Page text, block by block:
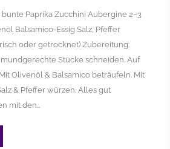
Paprika Zucchini Aubergine 2–3
Balsamico-Essig Salz, Pfeffer
oder getrocknet) Zubereitung:
Stücke schneiden. Auf
Olivenöl & Balsamico beträufeln. Mit
& Pfeffer würzen. Alles gut
mit den…